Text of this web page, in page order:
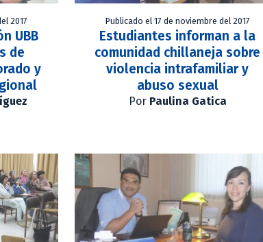
2017
UBB
de
y
Publicado el 17 de noviembre del 2017
Estudiantes informan a la
comunidad chillaneja sobre
violencia intrafamiliar y
abuso sexual
Por Paulina Gatica